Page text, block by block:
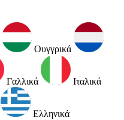
Ουγγρικά
Γαλλικά Ιταλικά
Ελληνικά